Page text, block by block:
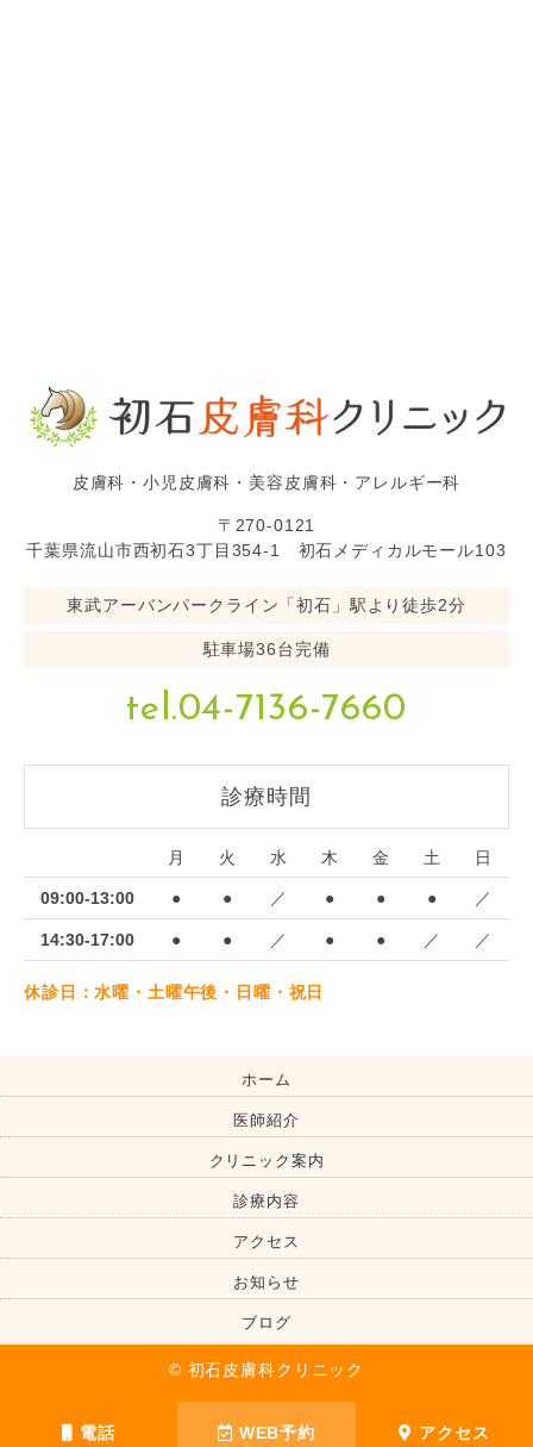
電話 WEB予約 アクセス
皮膚科・小児皮膚科・美容皮膚科・アレルギー科
〒270-0121
千葉県流山市西初石3丁目354-1 初石メディカルモール103
東武アーバンパークライン「初石」駅より徒歩2分
駐車場36台完備
tel.04-7136-7660
診療時間
月 火 水 木 金 土 日
09:00-13:00 ● ● ／ ● ● ● ／
14:30-17:00 ● ● ／ ● ● ／ ／
休診日：水曜・土曜午後・日曜・祝日
ホーム
医師紹介
クリニック案内
診療内容
アクセス
お知らせ
ブログ
© 初石皮膚科クリニック